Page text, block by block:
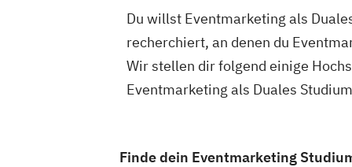
Du willst Eventmarketing als
recherchiert, an denen du
Wir stellen dir folgend einige
Eventmarketing als Duales
Finde dein Eventmarketing